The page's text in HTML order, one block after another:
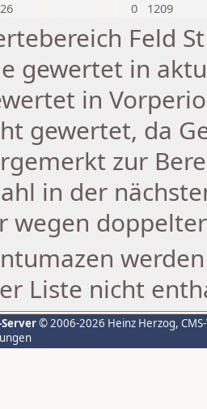
0 1209
Feld
gewertet in
in
gewertet, da
zur
in der
wegen
Liste nicht
© 2006-2026 Heinz Herzog,